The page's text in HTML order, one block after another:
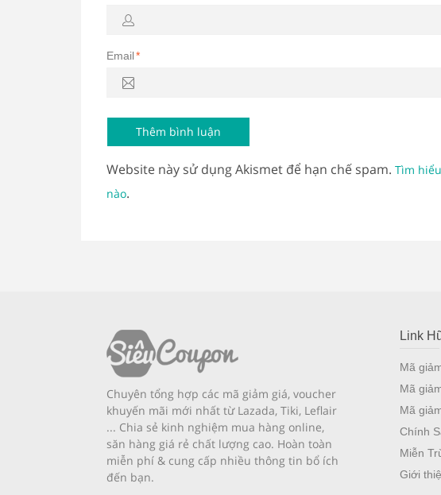
Email*
Website này sử dụng Akismet để hạn chế spam. Tìm
nào.
Chuyên tổng hợp các mã giảm giá, voucher
khuyến mãi mới nhất từ Lazada, Tiki, Leflair
... Chia sẻ kinh nghiệm mua hàng online,
săn hàng giá rẻ chất lượng cao. Hoàn toàn
miễn phí & cung cấp nhiều thông tin bổ ích
đến bạn.
Link
Mã
Mã
Mã
Chính
Miễn
Giới